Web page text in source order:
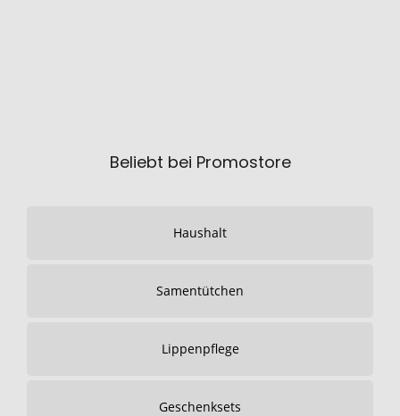
Beliebt bei Promostore
Haushalt
Samentütchen
Lippenpflege
Geschenksets